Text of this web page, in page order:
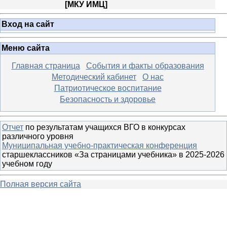
[МКУ ИМЦ]
Вход на сайт
Меню сайта
Главная страница
События и факты образования
Методический кабинет
О нас
Патриотическое воспитание
Безопасность и здоровье
Отчет по результатам учащихся ВГО в конкурсах
различного уровня
Муниципальная учебно-практическая конференция
старшеклассников «За страницами учебника» в 2025-2026
учебном году
Полная версия сайта